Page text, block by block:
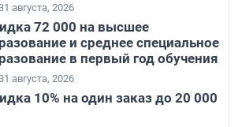
августа, 2026
72 000 на высшее
и среднее специальное
в первый год обучения
августа, 2026
10% на один заказ до 20 000